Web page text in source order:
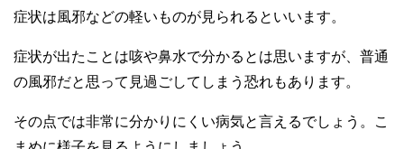
症状は風邪などの軽いものが見られるといいます。
症状が出たことは咳や鼻水で分かるとは思いますが、普通
の風邪だと思って見過ごしてしまう恐れもあります。
その点では非常に分かりにくい病気と言えるでしょう。こ